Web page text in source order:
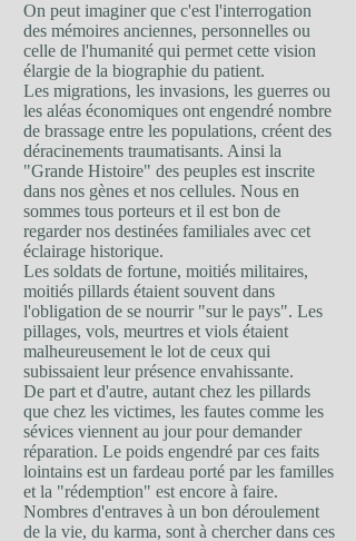
On peut imaginer que c'est l'interrogation
des mémoires anciennes, personnelles ou
celle de l'humanité qui permet cette vision
élargie de la biographie du patient.
Les migrations, les invasions, les guerres ou
les aléas économiques ont engendré nombre
de brassage entre les populations, créent des
déracinements traumatisants. Ainsi la
"Grande Histoire" des peuples est inscrite
dans nos gènes et nos cellules. Nous en
sommes tous porteurs et il est bon de
regarder nos destinées familiales avec cet
éclairage historique.
Les soldats de fortune, moitiés militaires,
moitiés pillards étaient souvent dans
l'obligation de se nourrir "sur le pays". Les
pillages, vols, meurtres et viols étaient
malheureusement le lot de ceux qui
subissaient leur présence envahissante.
De part et d'autre, autant chez les pillards
que chez les victimes, les fautes comme les
sévices viennent au jour pour demander
réparation. Le poids engendré par ces faits
lointains est un fardeau porté par les familles
et la "rédemption" est encore à faire.
Nombres d'entraves à un bon déroulement
de la vie, du karma, sont à chercher dans ces